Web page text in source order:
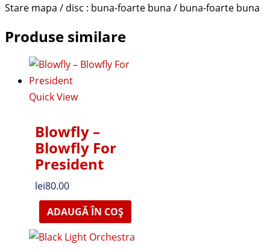
Stare mapa / disc : buna-foarte buna / buna-foarte buna
Produse similare
Quick View
Blowfly –
Blowfly For
President
lei80.00
ADAUGĂ ÎN COȘ